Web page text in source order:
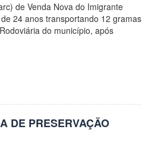
de Venda Nova do Imigrante
24 anos transportando 12 gramas
do município, após
DE PRESERVAÇÃO